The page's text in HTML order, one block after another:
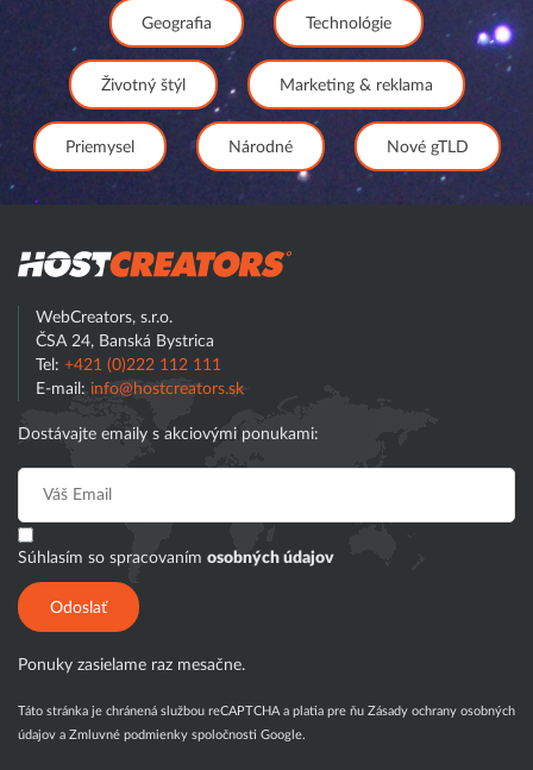
Geografia Technológie
Životný štýl Marketing & reklama
Priemysel Národné Nové gTLD
WebCreators, s.r.o.
ČSA 24, Banská Bystrica
Tel: +421 (0)222 112 111
E-mail: info@hostcreators.sk
Dostávajte emaily s akciovými ponukami:
Súhlasím so spracovaním osobných údajov
Odoslať
Ponuky zasielame raz mesačne.
Táto stránka je chránená službou reCAPTCHA a platia pre ňu Zásady ochrany osobných
údajov a Zmluvné podmienky spoločnosti Google.